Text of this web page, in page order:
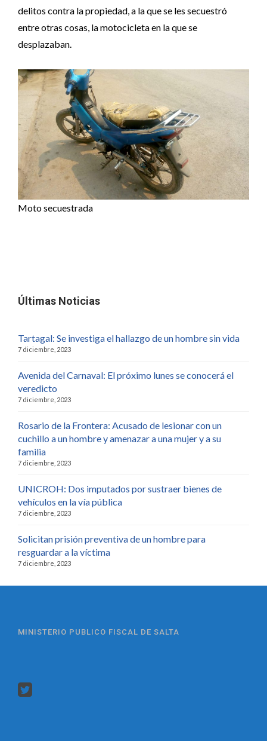
delitos contra la propiedad, a la que se les secuestró
entre otras cosas, la motocicleta en la que se
desplazaban.
Moto secuestrada
Últimas Noticias
Tartagal: Se investiga el hallazgo de un hombre sin vida
7 diciembre, 2023
Avenida del Carnaval: El próximo lunes se conocerá el
veredicto
7 diciembre, 2023
Rosario de la Frontera: Acusado de lesionar con un
cuchillo a un hombre y amenazar a una mujer y a su
familia
7 diciembre, 2023
UNICROH: Dos imputados por sustraer bienes de
vehículos en la vía pública
7 diciembre, 2023
Solicitan prisión preventiva de un hombre para
resguardar a la víctima
7 diciembre, 2023
MINISTERIO PUBLICO FISCAL DE SALTA